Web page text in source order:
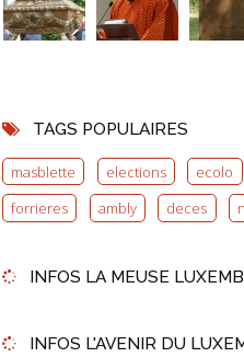
TAGS POPULAIRES
masblette elections ecolo
forrieres
ambly deces
INFOS LA MEUSE
INFOS L'AVENIR DU